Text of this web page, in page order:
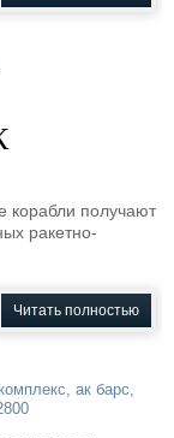
корабли получают
ракетно-
Читать полностью
, ак барс,